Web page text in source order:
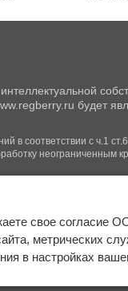
будет
в соответствии с ч.1
неограниченным
Карта
свое
метрических
в настройках